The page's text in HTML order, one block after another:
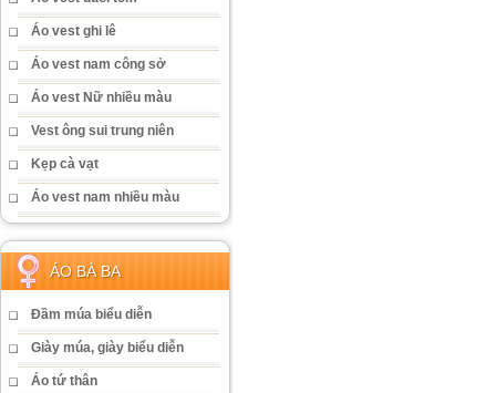
Áo vest ghi lê
Áo vest nam công sở
Áo vest Nữ nhiều màu
Vest ông sui trung niên
Kẹp cà vạt
Áo vest nam nhiều màu
ÁO BÀ BA
Đầm múa biểu diễn
Giày múa, giày biểu diễn
Áo tứ thân